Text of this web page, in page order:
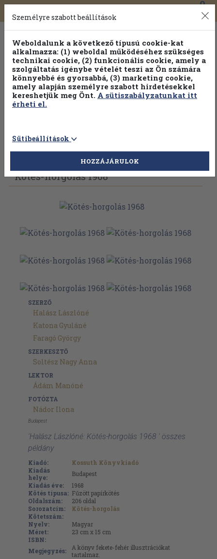
Toggle
navigation
0
Válogasson több mint 1.000.000 kiadványunk közül
100% kedvezménnyel!
Vissza az előző oldalra Válasszon példányt
Kötés-horgolás 1968
SZERZŐ
Halász Lászlóné
Katona Gyuláné
Faragó György
SZERKESZTŐ
Soltész Nagy Anna
LEKTOR
Ádám Manóné
FOTÓZTA
Nádor Ilona
Budapest
'Halász Lászlóné: Kötés-horgolás 1968 ' összes
példány
Kiadó:
Kossuth Könyvkiadó
Kiadás
helye:
Budapest
Kiadás éve:
1968
Kötés típusa: Fűzött papírkötés
Oldalszám:
206 oldal
Sorozatcím:
Kötés-horgolás
Kötetszám:
Nyelv:
Magyar
Méret:
23 cm x 15 cm
ISBN:
Megjegyzés:
A könyv fekete-fehér illusztrációkat
tartalmaz.
Személyre szabott beállítások
Weboldalunk a következő típusú cookie-kat
alkalmazza: (1) weboldal működéséhez szükséges
technikai cookie, (2) funkcionális cookie, amely a
szolgáltatás igénybe vételét teszi az Ön számára
könnyebbé és gyorsabbá, (3) marketing cookie,
amely alapján személyre szabott hirdetésekkel
kereshetjük meg Önt. A sütiszabályzatunkat itt
érheti el.
Sütibeállítások
HOZZÁJÁRULOK